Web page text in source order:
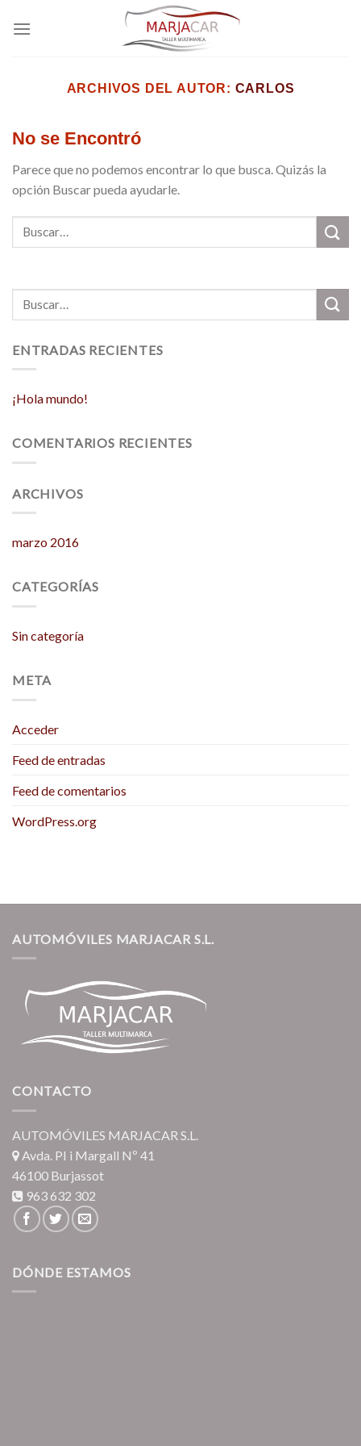
ARCHIVOS DEL AUTOR: CARLOS
No se Encontró
Parece que no podemos encontrar lo que busca. Quizás la
opción Buscar pueda ayudarle.
ENTRADAS RECIENTES
¡Hola mundo!
COMENTARIOS RECIENTES
ARCHIVOS
marzo 2016
CATEGORÍAS
Sin categoría
META
Acceder
Feed de entradas
Feed de comentarios
WordPress.org
AUTOMÓVILES MARJACAR S.L.
CONTACTO
AUTOMÓVILES MARJACAR S.L.
Avda. PI i Margall Nº 41
46100 Burjassot
963 632 302
DÓNDE ESTAMOS